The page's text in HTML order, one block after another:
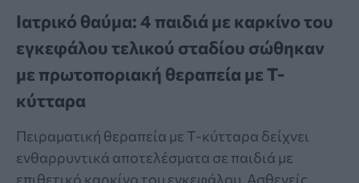
Ιατρικό θαύμα: 4 παιδιά με καρκίνο του
εγκεφάλου τελικού σταδίου σώθηκαν
με πρωτοποριακή θεραπεία με Τ-
κύτταρα
Πειραματική θεραπεία με Τ-κύτταρα δείχνει
ενθαρρυντικά αποτελέσματα σε παιδιά με
επιθετικό καρκίνο του εγκεφάλου. Ασθενείς